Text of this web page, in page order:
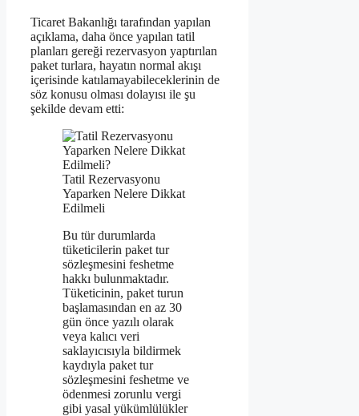
Ticaret Bakanlığı tarafından yapılan
açıklama, daha önce yapılan tatil
planları gereği rezervasyon yaptırılan
paket turlara, hayatın normal akışı
içerisinde katılamayabileceklerinin de
söz konusu olması dolayısı ile şu
şekilde devam etti:
Tatil Rezervasyonu
Yaparken Nelere Dikkat
Edilmeli
Bu tür durumlarda
tüketicilerin paket tur
sözleşmesini feshetme
hakkı bulunmaktadır.
Tüketicinin, paket turun
başlamasından en az 30
gün önce yazılı olarak
veya kalıcı veri
saklayıcısıyla bildirmek
kaydıyla paket tur
sözleşmesini feshetme ve
ödenmesi zorunlu vergi
gibi yasal yükümlülükler